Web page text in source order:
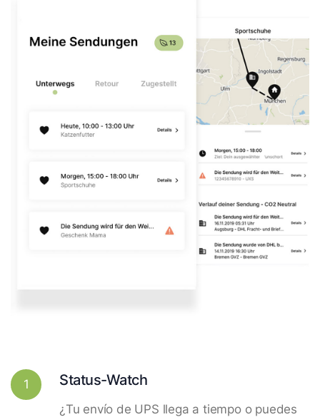
1 Status-Watch
¿Tu envío de UPS llega a tiempo o puedes